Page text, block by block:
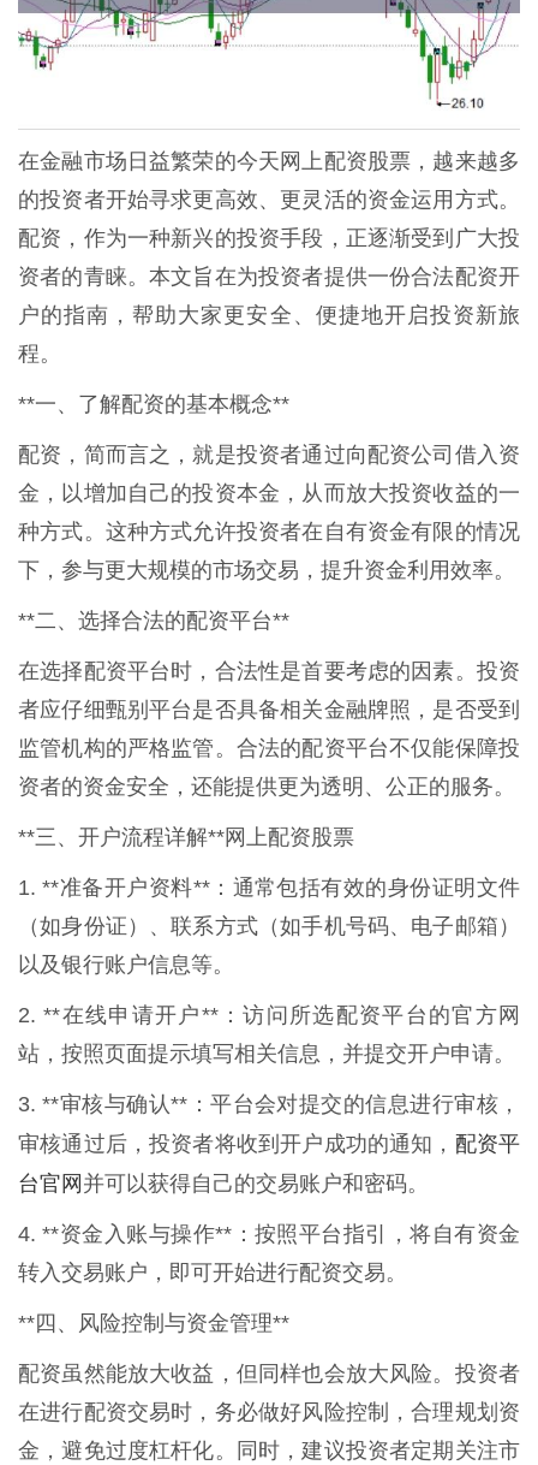
在金融市场日益繁荣的今天网上配资股票，越来越多
的投资者开始寻求更高效、更灵活的资金运用方式。
配资，作为一种新兴的投资手段，正逐渐受到广大投
资者的青睐。本文旨在为投资者提供一份合法配资开
户的指南，帮助大家更安全、便捷地开启投资新旅
程。
**一、了解配资的基本概念**
配资，简而言之，就是投资者通过向配资公司借入资
金，以增加自己的投资本金，从而放大投资收益的一
种方式。这种方式允许投资者在自有资金有限的情况
下，参与更大规模的市场交易，提升资金利用效率。
**二、选择合法的配资平台**
在选择配资平台时，合法性是首要考虑的因素。投资
者应仔细甄别平台是否具备相关金融牌照，是否受到
监管机构的严格监管。合法的配资平台不仅能保障投
资者的资金安全，还能提供更为透明、公正的服务。
**三、开户流程详解**网上配资股票
1. **准备开户资料**：通常包括有效的身份证明文件
（如身份证）、联系方式（如手机号码、电子邮箱）
以及银行账户信息等。
2. **在线申请开户**：访问所选配资平台的官方网
站，按照页面提示填写相关信息，并提交开户申请。
3. **审核与确认**：平台会对提交的信息进行审核，
审核通过后，投资者将收到开户成功的通知， 配资平
台官网并可以获得自己的交易账户和密码。
4. **资金入账与操作**：按照平台指引，将自有资金
转入交易账户，即可开始进行配资交易。
**四、风险控制与资金管理**
配资虽然能放大收益，但同样也会放大风险。投资者
在进行配资交易时，务必做好风险控制，合理规划资
金，避免过度杠杆化。同时，建议投资者定期关注市